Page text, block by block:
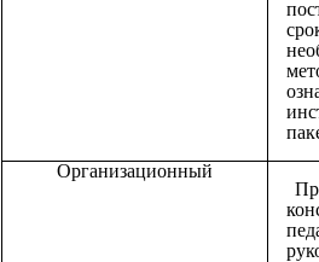
Организационный